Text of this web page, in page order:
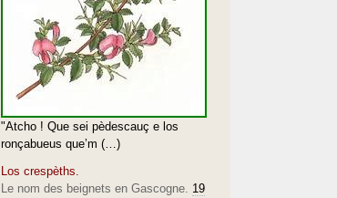
"Atcho ! Que sei pèdescauç e los
ronçabueus que’m (…)
Los crespèths.
Le nom des beignets en Gascogne. 19